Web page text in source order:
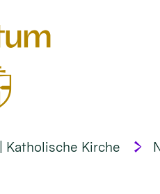
Katholische Kirche